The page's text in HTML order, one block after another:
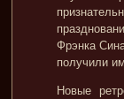
Фрэнка
получили
Новые